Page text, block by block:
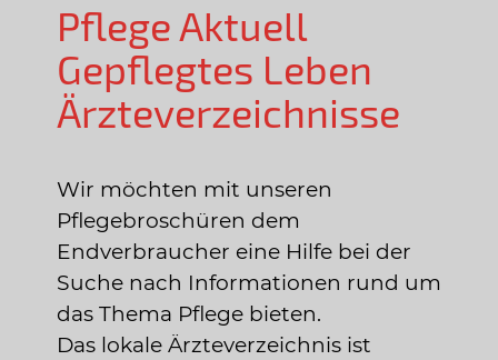
Pflege Aktuell
Gepflegtes Leben
Ärzteverzeichnisse
Wir möchten mit unseren
Pflegebroschüren dem
Endverbraucher eine Hilfe bei der
Suche nach Informationen rund um
das Thema Pflege bieten.
Das lokale Ärzteverzeichnis ist